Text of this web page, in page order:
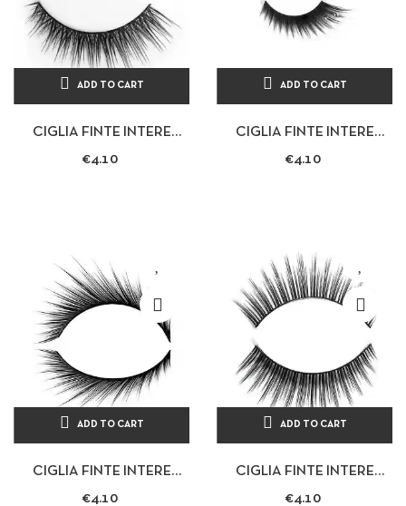
ADD TO CART
CIGLIA FINTE INTERE
PROFESSIONALI MODELLO
€4.10
ADD TO CART
CIGLIA FINTE INTERE
PROFESSIONALI MODELLO
€4.10
ADD TO CART
CIGLIA FINTE INTERE
PROFESSIONALI MODELLO
€4.10
ADD TO CART
CIGLIA FINTE INTERE
PROFESSIONALI MODELLO
€4.10